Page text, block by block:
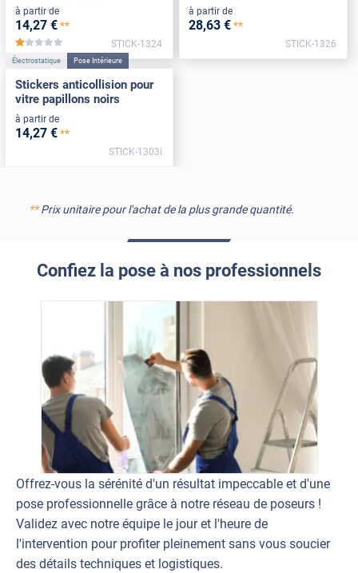
à partir de
14,27 € **
*****
STICK-1324
à partir de
28,63 €**
STICK-1326
Électrostatique Pose Intérieure
Stickers anticollision pour
vitre papillons noirs
à partir de
14,27 € **
STICK-1303i
**Prix unitaire pour l'achat de la plus grande quantité.
Confiez la pose à nos professionnels
Offrez-vous la sérénité d'un résultat impeccable et d'une
pose professionnelle grâce à notre réseau de poseurs !
Validez avec notre équipe le jour et l'heure de
l'intervention pour profiter pleinement sans vous soucier
des détails techniques et logistiques.